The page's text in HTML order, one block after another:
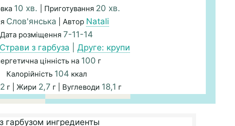
10 хв. | Приготування 20 хв.
Слов'янська | Автор Natali
Дата розміщення 7-11-14
Страви з гарбуза Друге: крупи
цінність на 100 г
Калорійність 104 ккал
г | Жири 2,7 г | Вуглеводи 18,1 г